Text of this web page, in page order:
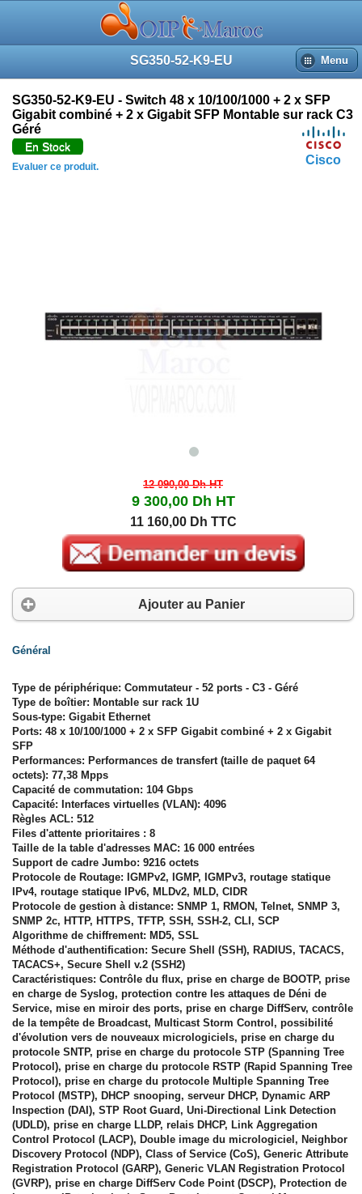
SG350-52-K9-EU Menu
Cisco
SG350-52-K9-EU - Switch 48 x 10/100/1000 + 2 x SFP
Gigabit combiné + 2 x Gigabit SFP Montable sur rack C3
Géré
En Stock
Evaluer ce produit.
12 090,00 DhHT
9 300,00 Dh HT
11 160,00 Dh TTC
Ajouter au Panier
Général
Type de périphérique: Commutateur - 52 ports - C3 - Géré
Type de boîtier: Montable sur rack 1U
Sous-type: Gigabit Ethernet
Ports: 48 x 10/100/1000 + 2 x SFP Gigabit combiné + 2 x Gigabit
SFP
Performances: Performances de transfert (taille de paquet 64
octets): 77,38 Mpps
Capacité de commutation: 104 Gbps
Capacité: Interfaces virtuelles (VLAN): 4096
Règles ACL: 512
Files d'attente prioritaires : 8
Taille de la table d'adresses MAC: 16 000 entrées
Support de cadre Jumbo: 9216 octets
Protocole de Routage: IGMPv2, IGMP, IGMPv3, routage statique
IPv4, routage statique IPv6, MLDv2, MLD, CIDR
Protocole de gestion à distance: SNMP 1, RMON, Telnet, SNMP 3,
SNMP 2c, HTTP, HTTPS, TFTP, SSH, SSH-2, CLI, SCP
Algorithme de chiffrement: MD5, SSL
Méthode d'authentification: Secure Shell (SSH), RADIUS, TACACS,
TACACS+, Secure Shell v.2 (SSH2)
Caractéristiques: Contrôle du flux, prise en charge de BOOTP, prise
en charge de Syslog, protection contre les attaques de Déni de
Service, mise en miroir des ports, prise en charge DiffServ, contrôle
de la tempête de Broadcast, Multicast Storm Control, possibilité
d'évolution vers de nouveaux micrologiciels, prise en charge du
protocole SNTP, prise en charge du protocole STP (Spanning Tree
Protocol), prise en charge du protocole RSTP (Rapid Spanning Tree
Protocol), prise en charge du protocole Multiple Spanning Tree
Protocol (MSTP), DHCP snooping, serveur DHCP, Dynamic ARP
Inspection (DAI), STP Root Guard, Uni-Directional Link Detection
(UDLD), prise en charge LLDP, relais DHCP, Link Aggregation
Control Protocol (LACP), Double image du micrologiciel, Neighbor
Discovery Protocol (NDP), Class of Service (CoS), Generic Attribute
Registration Protocol (GARP), Generic VLAN Registration Protocol
(GVRP), prise en charge DiffServ Code Point (DSCP), Protection de